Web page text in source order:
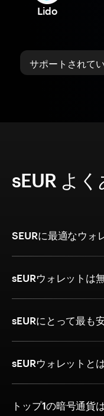
Lido
サポートされて
sEUR よ
SEURに最適なウォ
sEURウォレットは
sEURにとって最も
sEURウォレットと
トップ1の暗号通貨